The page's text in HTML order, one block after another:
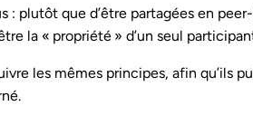
: plutôt que d’être partagées en
la « propriété » d’un seul
les mêmes principes, afin qu’ils